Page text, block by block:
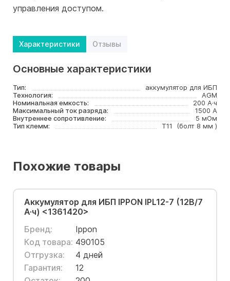
управления доступом.
Характеристики Отзывы
Основные характеристики
Тип:
аккумулятор для ИБП
Технология:
AGM
Номинальная емкость:
200 А·ч
Максимальный ток разряда:
1500 А
Внутреннее сопротивление:
5 мОм
Тип клемм:
T11 (болт 8 мм )
Похожие товары
Аккумулятор для ИБП IPPON IPL12-7 (12В/7
А·ч) <1361420>
Бренд:
Ippon
Код товара: 490105
Отгрузка:
4 дней
Гарантия:
12